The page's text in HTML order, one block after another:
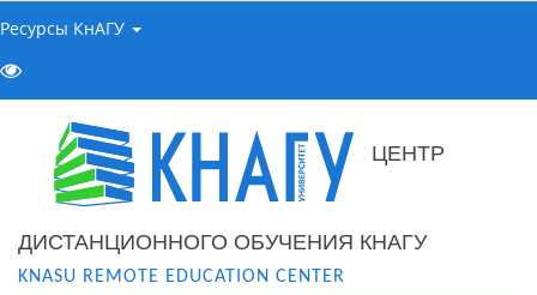
Ресурсы КнАГУ
ЦЕНТР
ДИСТАНЦИОННОГО ОБУЧЕНИЯ КНАГУ
KNASU REMOTE EDUCATION CENTER